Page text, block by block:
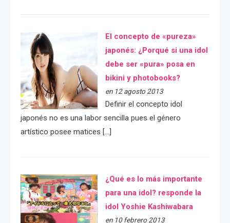
El concepto de «pureza»
japonés: ¿Porqué si una idol
debe ser «pura» posa en
bikini y photobooks?
en 12 agosto 2013
Definir el concepto idol
japonés no es una labor sencilla pues el género
artístico posee matices […]
¿Qué es lo más importante
para una idol? responde la
idol Yoshie Kashiwabara
en 10 febrero 2013